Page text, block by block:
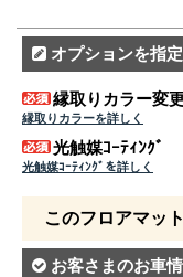
オプションを指
縁取りカラー変
縁取りカラーを詳しく
光触媒ｺｰﾃｨﾝｸﾞ
光触媒ｺｰﾃｨﾝｸﾞを詳しく
このフロアマッ
お客さまのお車